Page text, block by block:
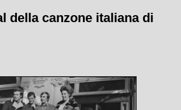
della canzone italiana di